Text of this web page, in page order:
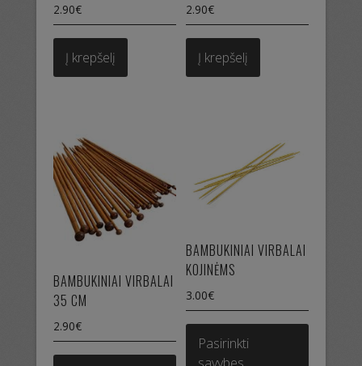
2.90€
Į krepšelį
2.90€
Į krepšelį
BAMBUKINIAI VIRBALAI
35 CM
2.90€
This
BAMBUKINIAI VIRBALAI
KOJINĖMS
3.00€
Pasirinkti
This